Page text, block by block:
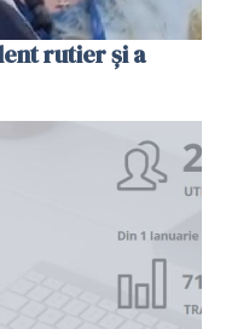
rutier și a